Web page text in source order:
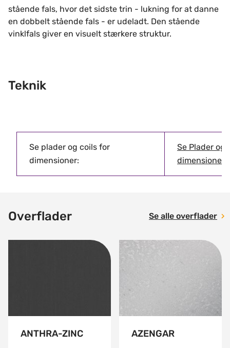
stående fals, hvor det sidste trin - lukning for at danne
en dobbelt stående fals - er udeladt. Den stående
vinklfals giver en visuelt stærkere struktur.
Teknik
Se plader og coils for
dimensioner:
Se Plader og
dimensioner
Overflader Se alle overflader
ANTHRA-ZINC AZENGAR